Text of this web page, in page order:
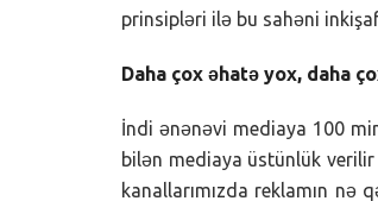
prinsipləri ilə bu sahəni
Daha çox əhatə yox, daha
İndi ənənəvi mediaya 100
bilən mediaya üstünlük
kanallarımızda reklamın